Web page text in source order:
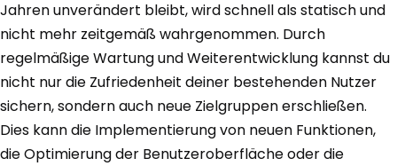
Jahren unverändert bleibt, wird schnell als statisch und
nicht mehr zeitgemäß wahrgenommen. Durch
regelmäßige Wartung und Weiterentwicklung kannst du
nicht nur die Zufriedenheit deiner bestehenden Nutzer
sichern, sondern auch neue Zielgruppen erschließen.
Dies kann die Implementierung von neuen Funktionen,
die Optimierung der Benutzeroberfläche oder die